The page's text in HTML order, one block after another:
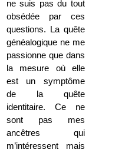
ne suis pas du tout
obsédée par ces
questions. La quête
généalogique ne me
passionne que dans
la mesure où elle
est un symptôme
de la quête
identitaire. Ce ne
sont pas mes
ancêtres qui
m’intéressent mais